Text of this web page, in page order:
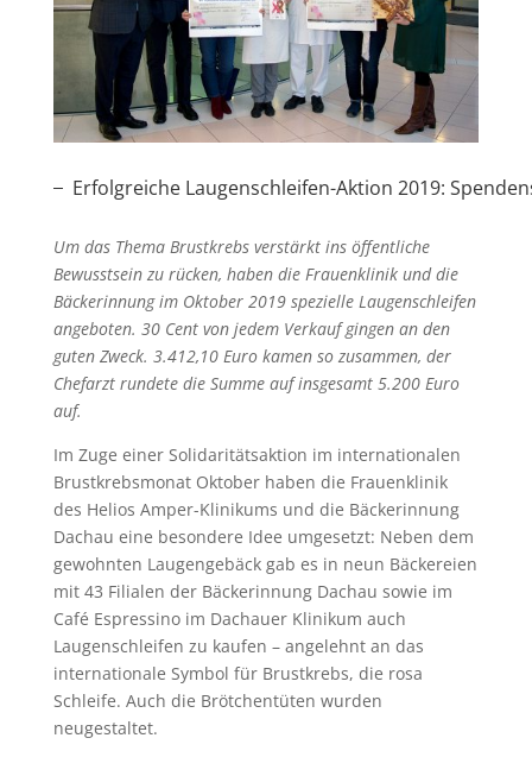
Erfolgreiche Laugenschleifen-Aktion 2019:
Um das Thema Brustkrebs verstärkt ins öffentliche
Bewusstsein zu rücken, haben die Frauenklinik und die
Bäckerinnung im Oktober 2019 spezielle Laugenschleifen
angeboten. 30 Cent von jedem Verkauf gingen an den
guten Zweck. 3.412,10 Euro kamen so zusammen, der
Chefarzt rundete die Summe auf insgesamt 5.200 Euro
auf.
Im Zuge einer Solidaritätsaktion im internationalen
Brustkrebsmonat Oktober haben die Frauenklinik
des Helios Amper-Klinikums und die Bäckerinnung
Dachau eine besondere Idee umgesetzt: Neben dem
gewohnten Laugengebäck gab es in neun Bäckereien
mit 43 Filialen der Bäckerinnung Dachau sowie im
Café Espressino im Dachauer Klinikum auch
Laugenschleifen zu kaufen – angelehnt an das
internationale Symbol für Brustkrebs, die rosa
Schleife. Auch die Brötchentüten wurden
neugestaltet.